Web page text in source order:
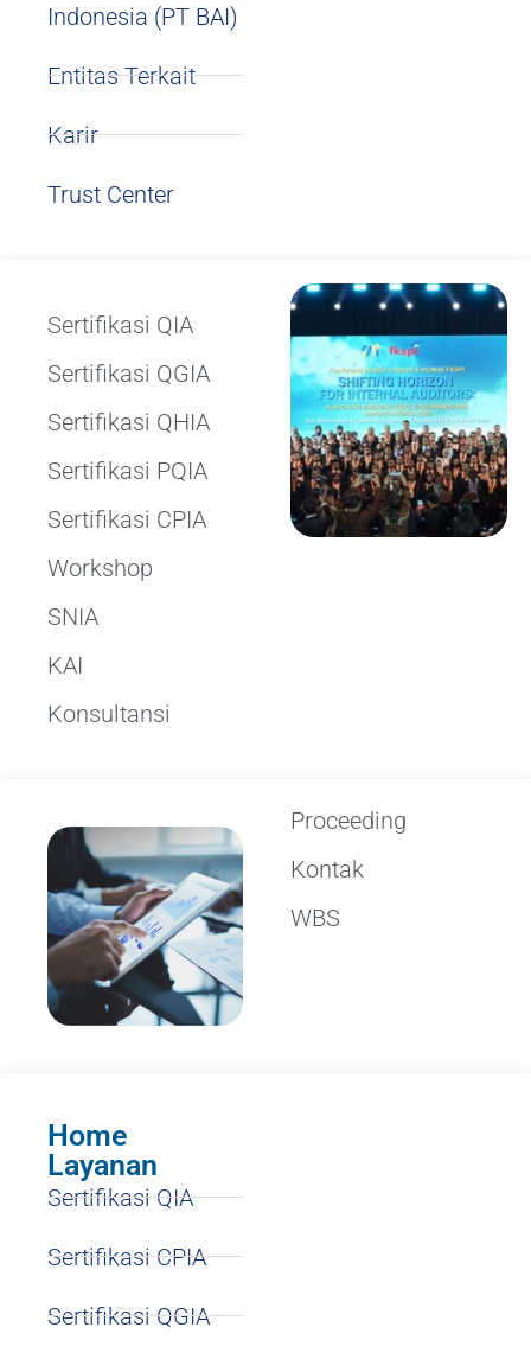
Indonesia (PT BAI)
Entitas Terkait
Karir
Trust Center
Sertifikasi QIA
Sertifikasi QGIA
Sertifikasi QHIA
Sertifikasi PQIA
Sertifikasi CPIA
Workshop
SNIA
KAI
Konsultansi
Proceeding
Kontak
WBS
Home
Layanan
Sertifikasi QIA
Sertifikasi CPIA
Sertifikasi QGIA